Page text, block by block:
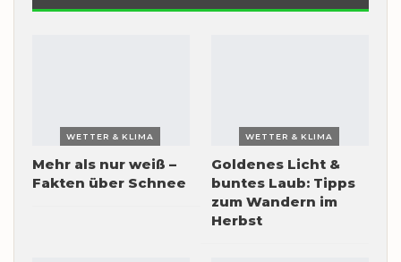
WETTER & KLIMA
Mehr als nur weiß –
Fakten über Schnee
WETTER & KLIMA
Goldenes Licht &
buntes Laub: Tipps
zum Wandern im
Herbst